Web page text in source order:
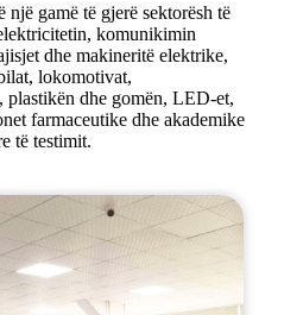
gamë të gjerë sektorësh të
komunikimin
dhe makineritë elektrike,
lokomotivat,
dhe gomën, LED-et,
farmaceutike dhe akademike
të testimit.